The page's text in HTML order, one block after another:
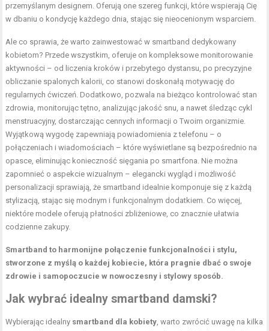
przemyślanym designem. Oferują one szereg funkcji, które wspierają Cię
w dbaniu o kondycję każdego dnia, stając się nieocenionym wsparciem.
Ale co sprawia, że warto zainwestować w smartband dedykowany
kobietom? Przede wszystkim, oferuje on kompleksowe monitorowanie
aktywności – od liczenia kroków i przebytego dystansu, po precyzyjne
obliczanie spalonych kalorii, co stanowi doskonałą motywację do
regularnych ćwiczeń. Dodatkowo, pozwala na bieżąco kontrolować stan
zdrowia, monitorując tętno, analizując jakość snu, a nawet śledząc cykl
menstruacyjny, dostarczając cennych informacji o Twoim organizmie.
Wyjątkową wygodę zapewniają powiadomienia z telefonu – o
połączeniach i wiadomościach – które wyświetlane są bezpośrednio na
opasce, eliminując konieczność sięgania po smartfona. Nie można
zapomnieć o aspekcie wizualnym – elegancki wygląd i możliwość
personalizacji sprawiają, że smartband idealnie komponuje się z każdą
stylizacją, stając się modnym i funkcjonalnym dodatkiem. Co więcej,
niektóre modele oferują płatności zbliżeniowe, co znacznie ułatwia
codzienne zakupy.
Smartband to harmonijne połączenie funkcjonalności i stylu,
stworzone z myślą o każdej kobiecie, która pragnie dbać o swoje
zdrowie i samopoczucie w nowoczesny i stylowy sposób.
Jak wybrać idealny smartband damski?
Wybierając idealny smartband dla kobiety , warto zwrócić uwagę na kilka